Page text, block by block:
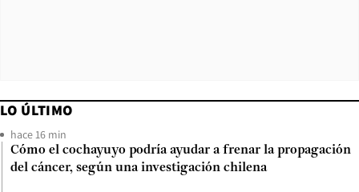
LO ÚLTIMO
hace 16 min
Cómo el cochayuyo podría ayudar a frenar la propagación
del cáncer, según una investigación chilena